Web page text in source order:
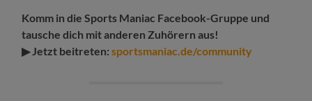
Komm in die Sports Maniac Facebook-Gruppe und
tausche dich mit anderen Zuhörern aus!
▶ Jetzt beitreten:sportsmaniac.de/community